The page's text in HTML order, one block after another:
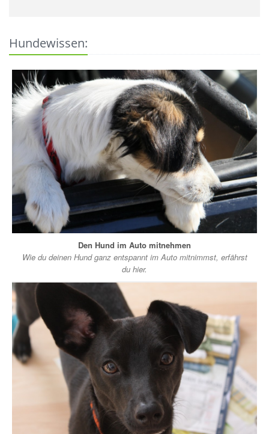
Hundewissen:
Den Hund im Auto mitnehmen
Wie du deinen Hund ganz entspannt im Auto mitnimmst, erfährst
du hier.